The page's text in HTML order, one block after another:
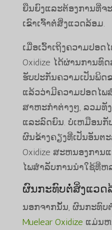
ຍືນຍົງແລະຕ້ອງການທີ່
ເຂົາເຈົ້າຕໍ່ສິ່ງແວດລ້ອມ.
ເມື່ອເວົ້າເຖິງຄວາມປອດໄ
Oxidize ໄດ້ຜ່ານການທົ
ຮັບປະກັນຄວາມເປັນພິດ
ແລ້ວວ່າມີຄວາມປອດໄພ
ສາຫະກໍາຕ່າງໆ, ລວມທັ
ແລະລົດຍົນ. ບໍ່ເຫມືອນ
ຜົນຂ້າງຄຽງທີ່ເປັນອັນຕະ
Oxidize ສະຫນອງການ
ໄພສໍາລັບການນໍາໃຊ້ທີ່ຫ
ຜົນກະທົບຕໍ່ສິ່ງແວດ
ນອກຈາກນັ້ນ, ຜົນກະທົບ
Muelear Oxidize ແມ່ນຫ